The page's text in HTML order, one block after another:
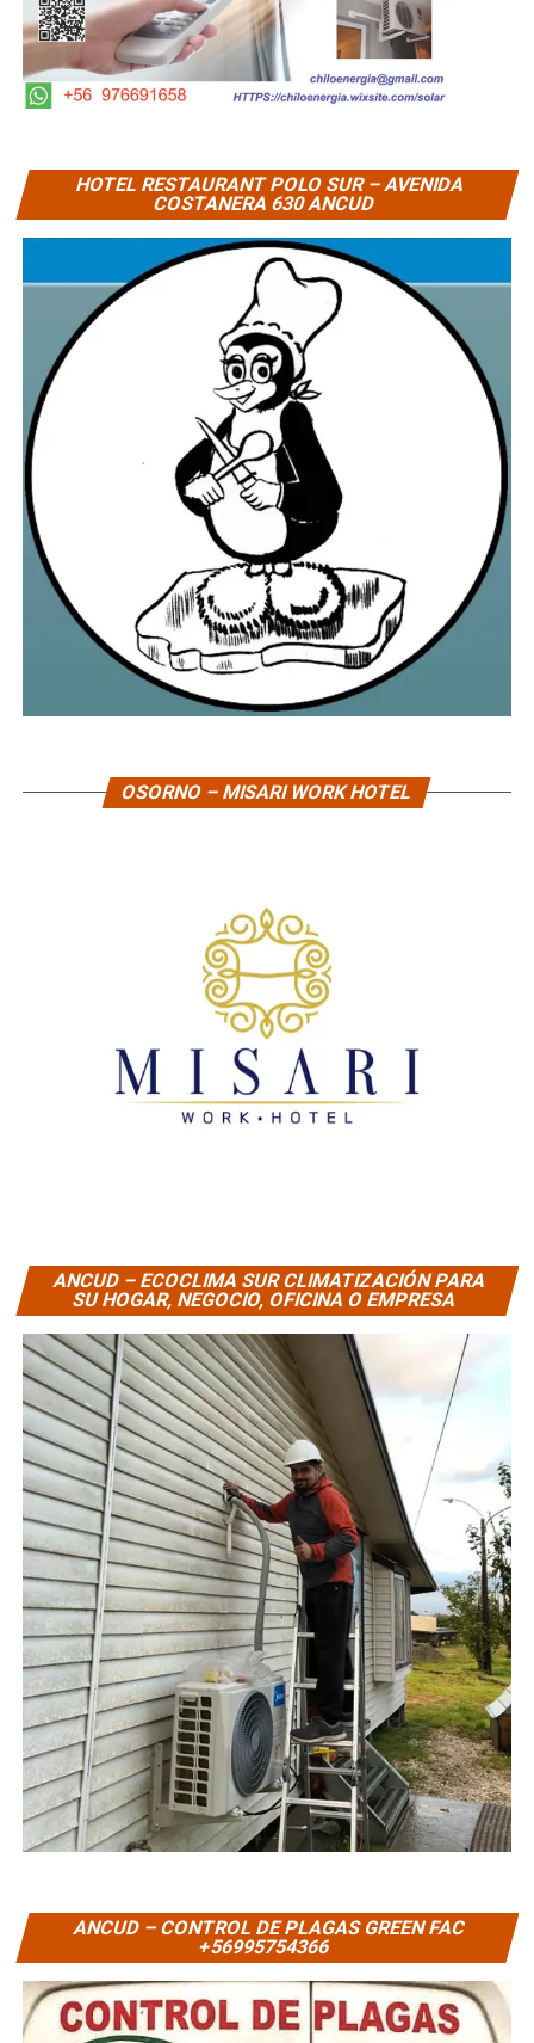
HOTEL RESTAURANT POLO SUR – AVENIDA
COSTANERA 630 ANCUD
OSORNO – MISARI WORK HOTEL
ANCUD – ECOCLIMA SUR CLIMATIZACIÓN PARA
SU HOGAR, NEGOCIO, OFICINA O EMPRESA
ANCUD – CONTROL DE PLAGAS GREEN FAC
+56995754366